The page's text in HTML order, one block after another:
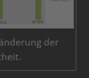
der